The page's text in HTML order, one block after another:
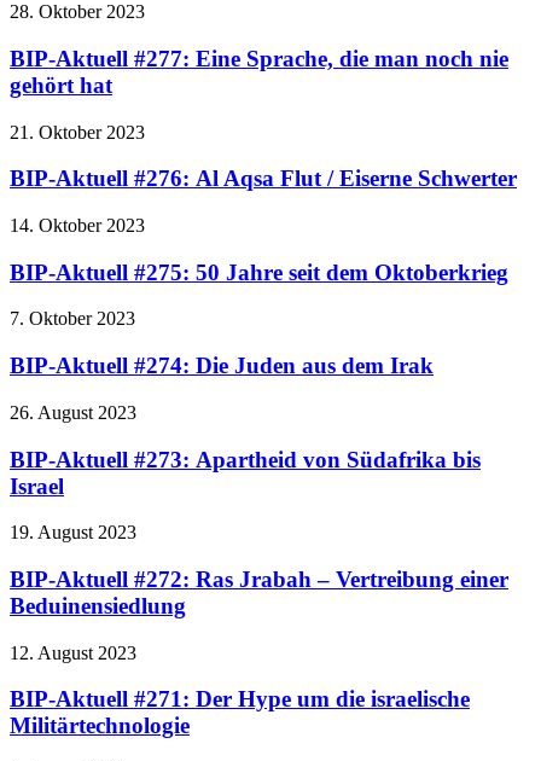
28. Oktober 2023
BIP-Aktuell #277: Eine Sprache, die man noch nie
gehört hat
21. Oktober 2023
BIP-Aktuell #276: Al Aqsa Flut / Eiserne Schwerter
14. Oktober 2023
BIP-Aktuell #275: 50 Jahre seit dem Oktoberkrieg
7. Oktober 2023
BIP-Aktuell #274: Die Juden aus dem Irak
26. August 2023
BIP-Aktuell #273: Apartheid von Südafrika bis
Israel
19. August 2023
BIP-Aktuell #272: Ras Jrabah – Vertreibung einer
Beduinensiedlung
12. August 2023
BIP-Aktuell #271: Der Hype um die israelische
Militärtechnologie